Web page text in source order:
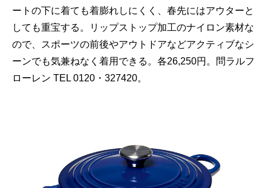
ートの下に着ても着膨れしにくく、春先にはアウターと
しても重宝する。リップストップ加工のナイロン素材な
ので、スポーツの前後やアウトドアなどアクティブなシ
ーンでも気兼ねなく着用できる。各26,250円。問ラルフ
ローレン TEL 0120・327420。